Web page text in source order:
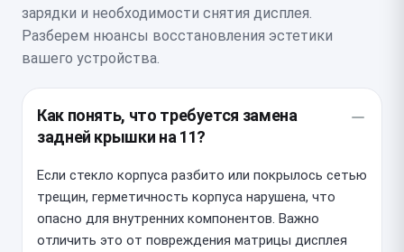
зарядки и необходимости снятия дисплея.
Разберем нюансы восстановления эстетики
вашего устройства.
Как понять, что требуется замена
задней крышки на 11?
Если стекло корпуса разбито или покрылось сетью
трещин, герметичность корпуса нарушена, что
опасно для внутренних компонентов. Важно
отличить это от повреждения матрицы дисплея